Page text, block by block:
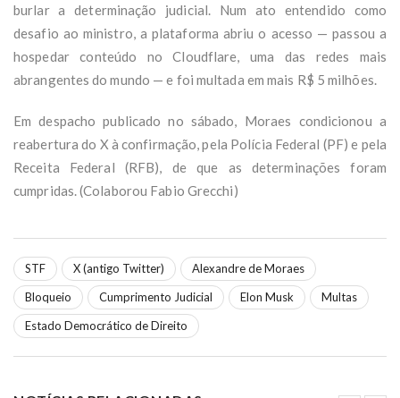
burlar a determinação judicial. Num ato entendido como
desafio ao ministro, a plataforma abriu o acesso — passou a
hospedar conteúdo no Cloudflare, uma das redes mais
abrangentes do mundo — e foi multada em mais R$ 5 milhões.
Em despacho publicado no sábado, Moraes condicionou a
reabertura do X à confirmação, pela Polícia Federal (PF) e pela
Receita Federal (RFB), de que as determinações foram
cumpridas. (Colaborou Fabio Grecchi)
STF X (antigo Twitter)
Alexandre de Moraes
Bloqueio
Cumprimento Judicial Elon Musk
Multas
Estado Democrático de Direito